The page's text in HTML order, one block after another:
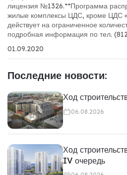
лицензия №1326.**Программа
жилые комплексы ЦДС, кроме ЦДС
действует на ограниченное
подробная информация по тел.
01.09.2020
Последние новости:
Ход
06.08.2026
Ход
IV очередь